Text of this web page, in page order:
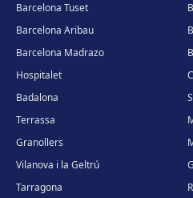
Barcelona Tuset
Barcelona Aribau
Barcelona Madrazo
Hospitalet
Badalona
Terrassa
Granollers
Vilanova i la Geltrú
Tarragona